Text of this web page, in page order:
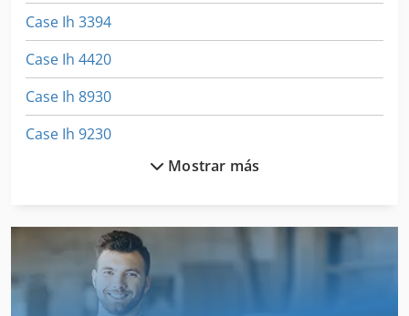
Case Ih 3394
Case Ih 4420
Case Ih 8930
Case Ih 9230
Case Ih Cs 110
Case Ih Cs 94
Mostrar más